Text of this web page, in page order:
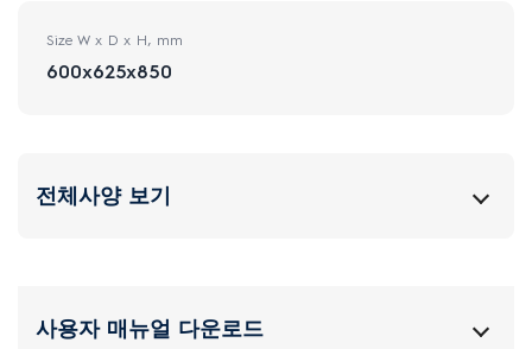
Size W x D x H, mm
600x625x850
전체사양 보기
사용자 매뉴얼 다운로드